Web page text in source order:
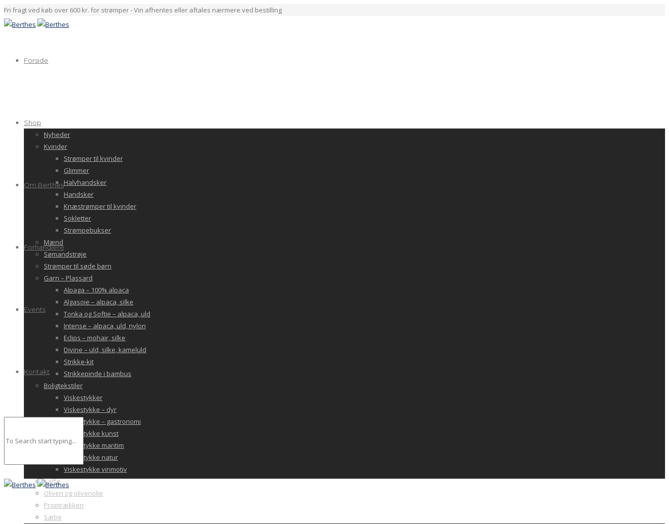
Fri fragt ved køb over 600 kr. for strømper - Vin afhentes eller aftales nærmere ved bestilling
Forside
Shop
Nyheder
Kvinder
Strømper til kvinder
Glimmer
Halvhandsker
Handsker
Knæstrømper til kvinder
Sokletter
Strømpebukser
Mænd
Sømandstrøje
Strømper til søde børn
Garn – Plassard
Alpaga – 100% alpaca
Algasoie – alpaca, silke
Tonka og Softie – alpaca, uld
Intense – alpaca, uld, nylon
Eclips – mohair, silke
Divine – uld, silke, kameluld
Strikke-kit
Strikkepinde i bambus
Boligtekstiler
Viskestykker
Viskestykke – dyr
Viskestykke – gastronomi
Viskestykke kunst
Viskestykke maritim
Viskestykke natur
Viskestykke vinmotiv
Kaffe
Oliven og olivenolie
Proptrækkeri
Sæbe
Om Berthes
Forhandlere
Events
Kontakt